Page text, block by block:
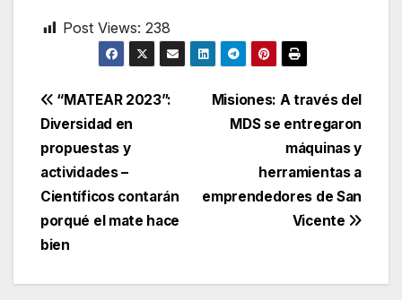
Post Views: 238
Navegación
de
entradas
Misiones: A través del
MDS se entregaron
máquinas y
herramientas a
emprendedores de San
Vicente
“MATEAR 2023”:
Diversidad en
propuestas y
actividades –
Científicos contarán
porqué el mate hace
bien